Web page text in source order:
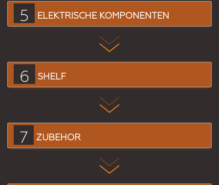
5 ELEKTRISCHE KOMPONENTEN
6 SHELF
7 ZUBEHÖR